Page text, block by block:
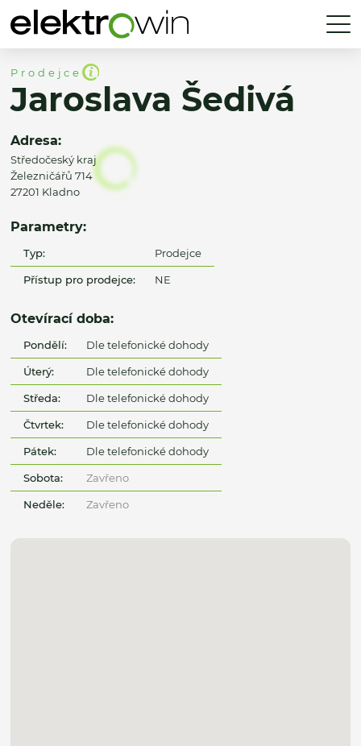
Prodejce
Jaroslava Šedivá
Adresa:
Středočeský kraj
Železničářů 714
27201 Kladno
Parametry:
Typ: Prodejce
Přístup pro prodejce: NE
Otevírací doba:
Pondělí: Dle telefonické dohody
Úterý: Dle telefonické dohody
Středa: Dle telefonické dohody
Čtvrtek: Dle telefonické dohody
Pátek: Dle telefonické dohody
Sobota: Zavřeno
Neděle: Zavřeno